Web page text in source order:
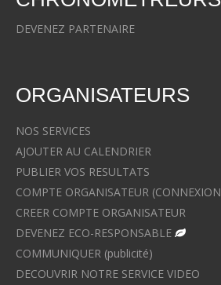
DEVENEZ PARTENAIRE
ORGANISATEURS
NOS SERVICES
AJOUTER AU CALENDRIER
PUBLIER VOS RESULTATS
COMPTE ORGANISATEUR
CREER COMPTE ORGANISATEUR
DEVENEZ ECO-RESPONSABLE
COMMUNIQUER (publicité)
DECOUVRIR NOTRE SERVICE VIDEO